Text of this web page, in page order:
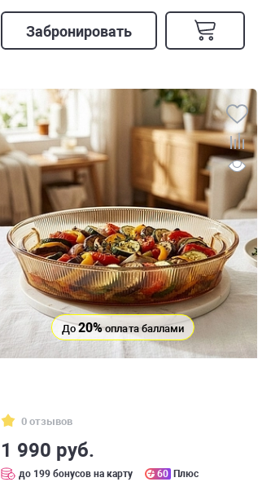
Забронировать
До20%оплата баллами
0 отзывов
1 990 руб.
до 199 бонусов на карту 60 Плюс